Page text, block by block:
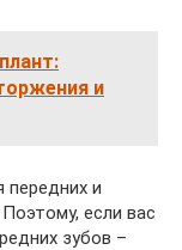
и
и
если вас
зубов –